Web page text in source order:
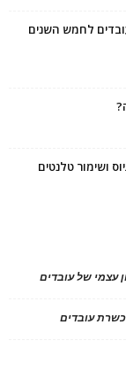
לחמש השנים
עובדים